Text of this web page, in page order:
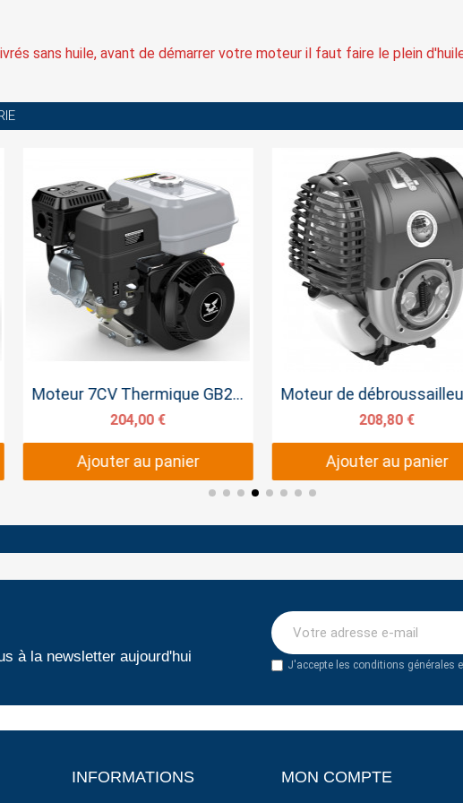
sans huile, avant de démarrer votre moteur il faut faire le plein
Aperçu rapide Moteur 7CV Thermique GB210 Démarreur Electrique
204,00 €
Ajouter au panier
Aperçu rapide
208,80 €
Ajouter au panier
à la newsletter aujourd'hui
J'accepte les conditions générales
INFORMATIONS MON COMPTE